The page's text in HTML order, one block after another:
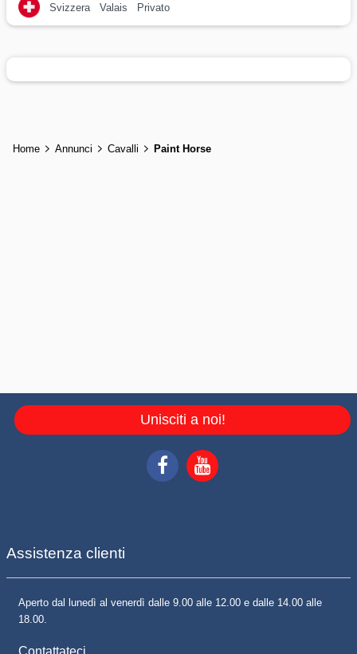
Svizzera Valais Privato
Home Annunci Cavalli Paint Horse
Unisciti a noi!
Assistenza clienti
Aperto dal lunedì al venerdì dalle 9.00 alle 12.00 e dalle 14.00 alle
18.00.